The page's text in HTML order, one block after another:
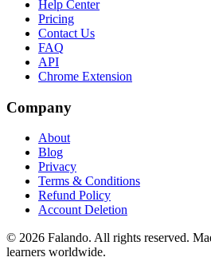
Help Center
Pricing
Contact Us
FAQ
API
Chrome Extension
Company
About
Blog
Privacy
Terms & Conditions
Refund Policy
Account Deletion
© 2026 Falando. All rights reserved.
learners worldwide.